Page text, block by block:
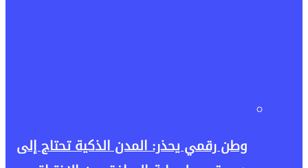
وطن رقمي يحذر: المدن الذكية تحتاج إلى